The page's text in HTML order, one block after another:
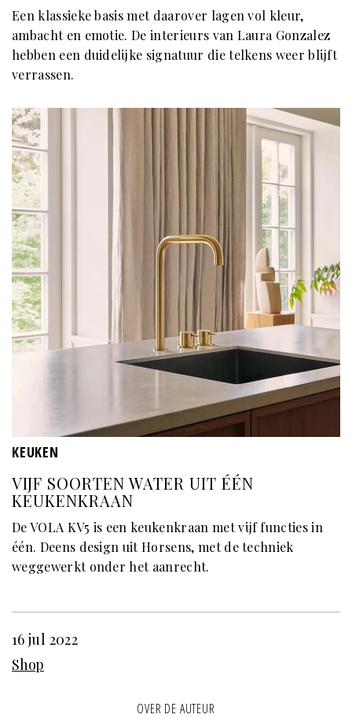
Een klassieke basis met daarover lagen vol kleur,
ambacht en emotie. De interieurs van Laura Gonzalez
hebben een duidelijke signatuur die telkens weer blijft
verrassen.
KEUKEN
VIJF SOORTEN WATER UIT ÉÉN
KEUKENKRAAN
De VOLA KV5 is een keukenkraan met vijf functies in
één. Deens design uit Horsens, met de techniek
weggewerkt onder het aanrecht.
16 jul 2022
Shop
OVER DE AUTEUR